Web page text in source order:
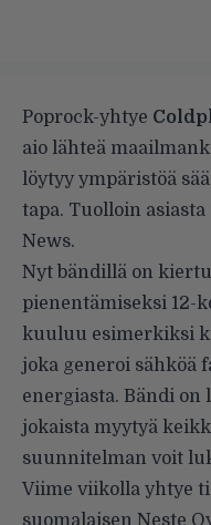
Poprock-yhtye
aio lähteä
löytyy ympäristöä
tapa. Tuolloin
News.
Nyt bändillä on
pienentämiseksi 12-
kuuluu esimerkiksi
joka generoi sähköä
energiasta. Bändi
jokaista myytyä
suunnitelman voit
Viime viikolla yhtye
suomalaisen Neste